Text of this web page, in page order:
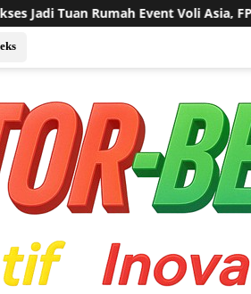
Event Voli Asia, FPPI Kalbar Minta